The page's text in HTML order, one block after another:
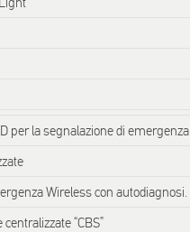
per la segnalazione di emergenza
Wireless con autodiagnosi.
“CBS”